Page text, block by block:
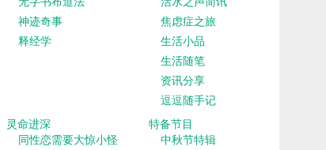
神迹奇事
释经学
焦虑症之旅
生活小品
生活随笔
资讯分享
逗逗随手记
灵命进深
同性恋需要大惊小怪
特备节目
中秋节特辑